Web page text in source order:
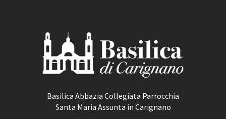
Basilica Abbazia Collegiata Parrocchia
Santa Maria Assunta in Carignano